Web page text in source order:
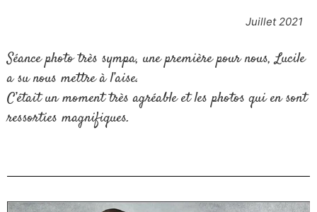
Juillet 2021
Séance photo très sympa, une première pour nous, Lucile
a su nous mettre à l’aise.
C’était un moment très agréable et les photos qui en sont
ressorties magnifiques.